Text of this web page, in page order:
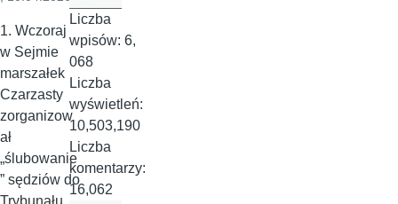
1. Wczoraj
w Sejmie
marszałek
Czarzasty
zorganizow
ał
„ślubowanie
” sędziów do
Liczba
wpisów: 6,
068
Liczba
wyświetleń:
10,503,190
Liczba
komentarzy:
16,062